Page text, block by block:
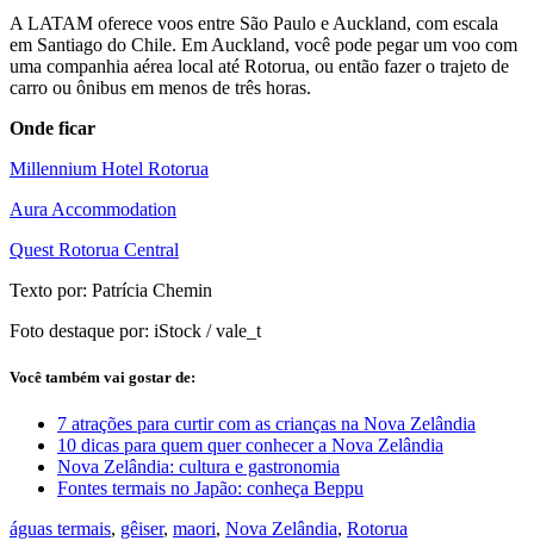
A LATAM oferece voos entre São Paulo e Auckland, com escala
em Santiago do Chile. Em Auckland, você pode pegar um voo com
uma companhia aérea local até Rotorua, ou então fazer o trajeto de
carro ou ônibus em menos de três horas.
Onde ficar
Millennium Hotel Rotorua
Aura Accommodation
Quest Rotorua Central
Texto por: Patrícia Chemin
Foto destaque por: iStock / vale_t
Você também vai gostar de:
7 atrações para curtir com as crianças na Nova Zelândia
10 dicas para quem quer conhecer a Nova Zelândia
Nova Zelândia: cultura e gastronomia
Fontes termais no Japão: conheça Beppu
águas termais, gêiser, maori, Nova Zelândia, Rotorua